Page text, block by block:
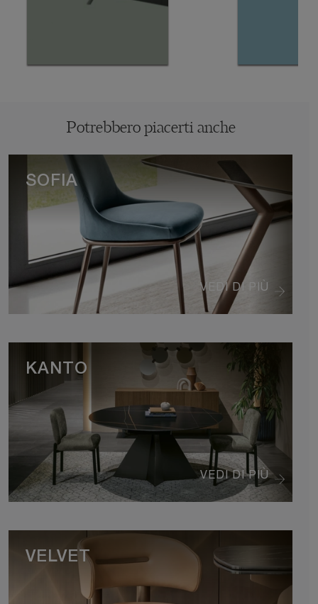
Potrebbero piacerti anche
VEDI DI PIÙ
SOFIA
VEDI DI PIÙ
KANTO
VELVET